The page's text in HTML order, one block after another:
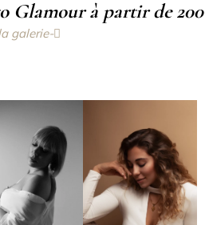
Glamour à partir de
galerie-